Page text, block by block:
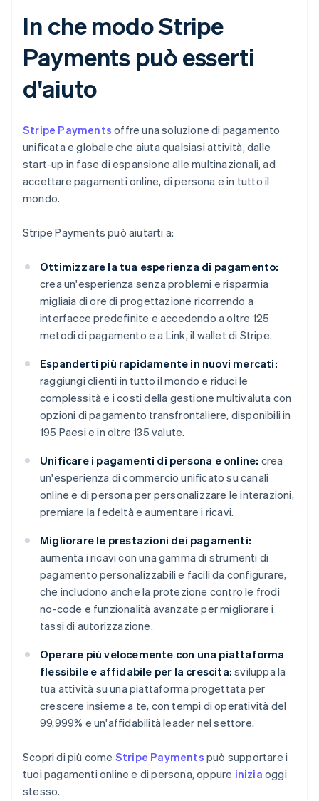
In che modo Stripe
Payments può esserti
d'aiuto
Stripe Payments offre una soluzione di pagamento
unificata e globale che aiuta qualsiasi attività, dalle
start-up in fase di espansione alle multinazionali, ad
accettare pagamenti online, di persona e in tutto il
mondo.
Stripe Payments può aiutarti a:
Ottimizzare la tua esperienza di pagamento:
crea un'esperienza senza problemi e risparmia
migliaia di ore di progettazione ricorrendo a
interfacce predefinite e accedendo a oltre 125
metodi di pagamento e a Link, il wallet di Stripe.
Espanderti più rapidamente in nuovi mercati:
raggiungi clienti in tutto il mondo e riduci le
complessità e i costi della gestione multivaluta con
opzioni di pagamento transfrontaliere, disponibili in
195 Paesi e in oltre 135 valute.
Unificare i pagamenti di persona e online: crea
un'esperienza di commercio unificato su canali
online e di persona per personalizzare le interazioni,
premiare la fedeltà e aumentare i ricavi.
Migliorare le prestazioni dei pagamenti:
aumenta i ricavi con una gamma di strumenti di
pagamento personalizzabili e facili da configurare,
che includono anche la protezione contro le frodi
no-code e funzionalità avanzate per migliorare i
tassi di autorizzazione.
Operare più velocemente con una piattaforma
flessibile e affidabile per la crescita: sviluppa la
tua attività su una piattaforma progettata per
crescere insieme a te, con tempi di operatività del
99,999% e un'affidabilità leader nel settore.
Scopri di più come Stripe Payments può supportare i
tuoi pagamenti online e di persona, oppure inizia oggi
stesso.Australia